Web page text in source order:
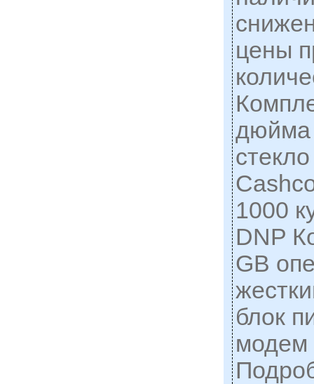
цены
дюйма
1000
DNP
GB
блок
модем